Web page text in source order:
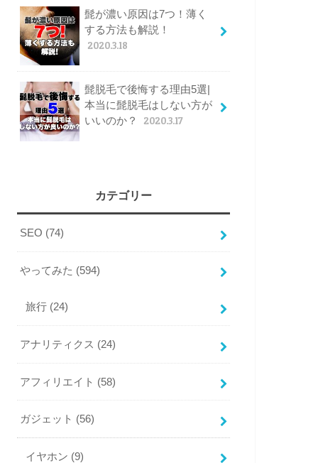
髭が濃い原因は7つ！薄く
する方法も解説！
2020.3.18
髭脱毛で後悔する理由5選|
本当に髭脱毛はしない方が
いいのか？
2020.3.17
カテゴリー
SEO (74)
やってみた (594)
旅行 (24)
アナリティクス (24)
アフィリエイト (58)
ガジェット (56)
イヤホン (9)